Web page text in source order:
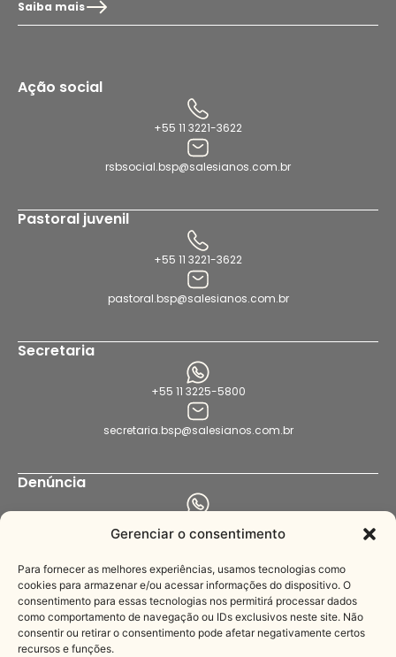
Gerenciar o consentimento
Para fornecer as melhores experiências, usamos tecnologias como
cookies para armazenar e/ou acessar informações do dispositivo. O
consentimento para essas tecnologias nos permitirá processar dados
como comportamento de navegação ou IDs exclusivos neste site. Não
consentir ou retirar o consentimento pode afetar negativamente certos
recursos e funções.
Saiba mais
Ação social
+55 11 3221-3622
rsbsocial.bsp@salesianos.com.br
Pastoral juvenil
+55 11 3221-3622
pastoral.bsp@salesianos.com.br
Secretaria
+55 11 3225-5800
secretaria.bsp@salesianos.com.br
Denúncia
denuncia.bsp@salesianos.com.br
Imprensa